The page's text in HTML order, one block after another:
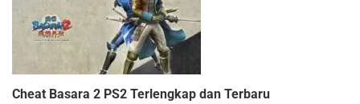
Cheat Basara 2 PS2 Terlengkap dan Terbaru